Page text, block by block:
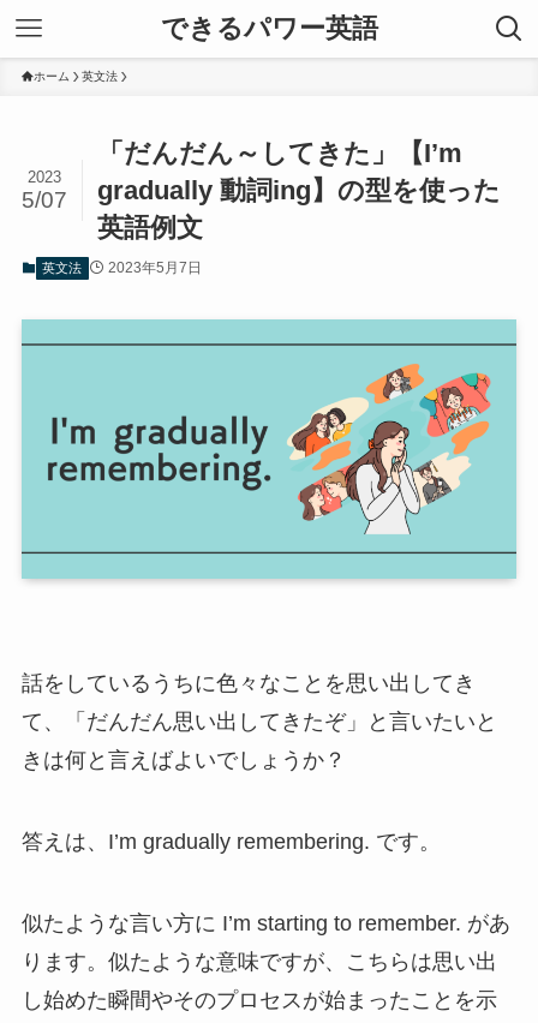
できるパワー英語
ホーム 英文法
「だんだん～してきた」【I’m
gradually 動詞ing】の型を使った
英語例文
2023
5/07
英文法 2023年5月7日
話をしているうちに色々なことを思い出してき
て、「だんだん思い出してきたぞ」と言いたいと
きは何と言えばよいでしょうか？
答えは、I’m gradually remembering. です。
似たような言い方に I’m starting to remember. があ
ります。似たような意味ですが、こちらは思い出
し始めた瞬間やそのプロセスが始まったことを示